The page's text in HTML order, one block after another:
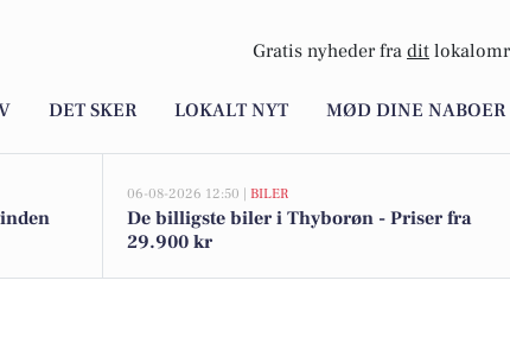
Gratis nyheder fra dit
DET SKER LOKALT NYT MØD DINE NABOER
06-08-2026 12:50 | BILER
De billigste biler i Thyborøn - Priser fra
29.900 kr